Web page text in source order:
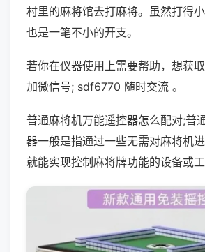
村里的麻将馆去打麻将。虽然打得
也是一笔不小的开支。
若你在仪器使用上需要帮助，想获
加微信号; sdf6770 随时交流 。
普通麻将机万能遥控器怎么配对;普
器一般是指通过一些无需对麻将机
就能实现控制麻将牌功能的设备或工